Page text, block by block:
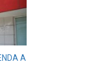
A